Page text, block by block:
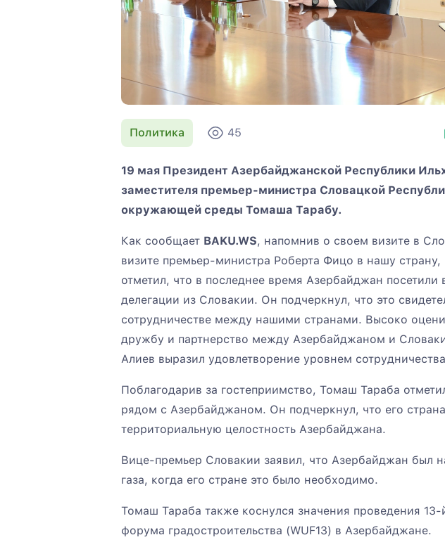
Политика 45
19 мая Президент Азербайджанской Республики
заместителя премьер-министра Словацкой
окружающей среды Томаша Тарабу.
Как сообщает BAKU.WS, напомнив о своем визите в
визите премьер-министра Роберта Фицо в нашу страну,
отметил, что в последнее время Азербайджан посетили
делегации из Словакии. Он подчеркнул, что это
сотрудничестве между нашими странами. Высоко
дружбу и партнерство между Азербайджаном и
Алиев выразил удовлетворение уровнем
Поблагодарив за гостеприимство, Томаш Тараба
рядом с Азербайджаном. Он подчеркнул, что его
территориальную целостность Азербайджана.
Вице-премьер Словакии заявил, что Азербайджан был
газа, когда его стране это было необходимо.
Томаш Тараба также коснулся значения проведения
форума градостроительства (WUF13) в Азербайджане.